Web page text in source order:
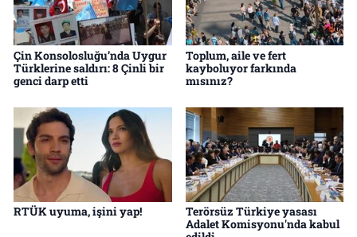
Çin Konsolosluğu’nda Uygur
Türklerine saldırı: 8 Çinli bir
genci darp etti
Toplum, aile ve fert
kayboluyor farkında
mısınız?
RTÜK uyuma, işini yap!
Terörsüz Türkiye yasası
Adalet Komisyonu'nda kabul